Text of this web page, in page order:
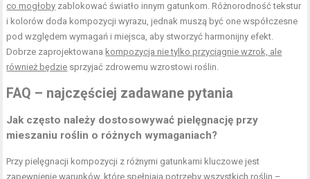
co mogłoby zablokować światło innym gatunkom. Różnorodność tekstur
i kolorów doda kompozycji wyrazu, jednak muszą być one współczesne
pod względem wymagań i miejsca, aby stworzyć harmonijny efekt.
Dobrze zaprojektowana kompozycja nie tylko przyciągnie wzrok, ale
również będzie sprzyjać zdrowemu wzrostowi roślin.
FAQ – najczęściej zadawane pytania
Jak często należy dostosowywać pielęgnację przy
mieszaniu roślin o różnych wymaganiach?
Przy pielęgnacji kompozycji z różnymi gatunkami kluczowe jest
zapewnienie warunków, które spełniają potrzeby wszystkich roślin –